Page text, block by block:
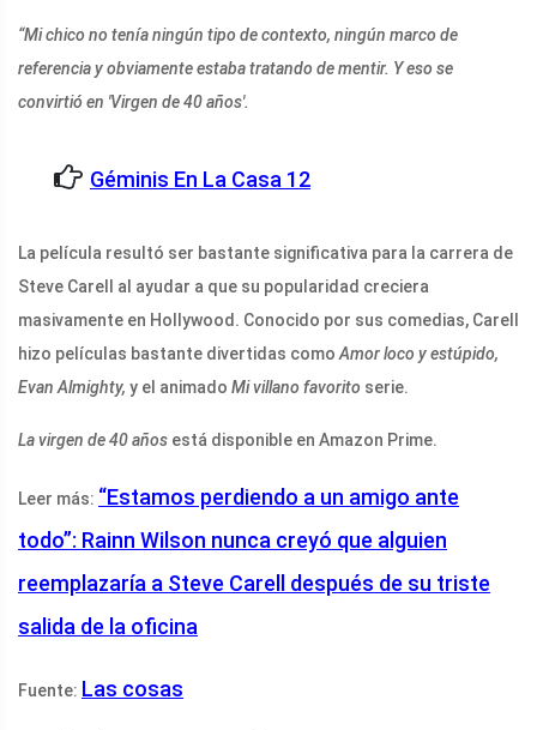
“Mi chico no tenía ningún tipo de contexto, ningún marco de
referencia y obviamente estaba tratando de mentir. Y eso se
convirtió en 'Virgen de 40 años'.
Géminis En La Casa 12
La película resultó ser bastante significativa para la carrera de
Steve Carell al ayudar a que su popularidad creciera
masivamente en Hollywood. Conocido por sus comedias, Carell
hizo películas bastante divertidas comoAmor loco y estúpido,
Evan Almighty, y el animado Mi villano favorito serie.
La virgen de 40 años está disponible en Amazon Prime.
Leer más: “Estamos perdiendo a un amigo ante
todo”: Rainn Wilson nunca creyó que alguien
reemplazaría a Steve Carell después de su triste
salida de la oficina
Fuente: Las cosas